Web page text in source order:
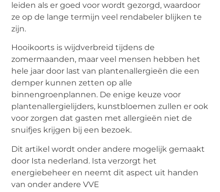
leiden als er goed voor wordt gezorgd, waardoor
ze op de lange termijn veel rendabeler blijken te
zijn.
Hooikoorts is wijdverbreid tijdens de
zomermaanden, maar veel mensen hebben het
hele jaar door last van plantenallergieën die een
demper kunnen zetten op alle
binnengroenplannen. De enige keuze voor
plantenallergielijders, kunstbloemen zullen er ook
voor zorgen dat gasten met allergieën niet de
snuifjes krijgen bij een bezoek.
Dit artikel wordt onder andere mogelijk gemaakt
door Ista nederland. Ista verzorgt het
energiebeheer en neemt dit aspect uit handen
van onder andere VVE